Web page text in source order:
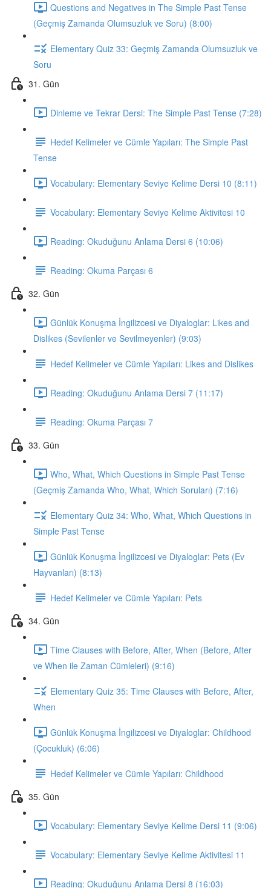
Questions and Negatives in The Simple Past Tense
(Geçmiş Zamanda Olumsuzluk ve Soru) (8:00)
Elementary Quiz 33: Geçmiş Zamanda Olumsuzluk ve
Soru
31. Gün
Dinleme ve Tekrar Dersi: The Simple Past Tense (7:28)
Hedef Kelimeler ve Cümle Yapıları: The Simple Past
Tense
Vocabulary: Elementary Seviye Kelime Dersi 10 (8:11)
Vocabulary: Elementary Seviye Kelime Aktivitesi 10
Reading: Okuduğunu Anlama Dersi 6 (10:06)
Reading: Okuma Parçası 6
32. Gün
Günlük Konuşma İngilizcesi ve Diyaloglar: Likes and
Dislikes (Sevilenler ve Sevilmeyenler) (9:03)
Hedef Kelimeler ve Cümle Yapıları: Likes and Dislikes
Reading: Okuduğunu Anlama Dersi 7 (11:17)
Reading: Okuma Parçası 7
33. Gün
Who, What, Which Questions in Simple Past Tense
(Geçmiş Zamanda Who, What, Which Soruları) (7:16)
Elementary Quiz 34: Who, What, Which Questions in
Simple Past Tense
Günlük Konuşma İngilizcesi ve Diyaloglar: Pets (Ev
Hayvanları) (8:13)
Hedef Kelimeler ve Cümle Yapıları: Pets
34. Gün
Time Clauses with Before, After, When (Before, After
ve When ile Zaman Cümleleri) (9:16)
Elementary Quiz 35: Time Clauses with Before, After,
When
Günlük Konuşma İngilizcesi ve Diyaloglar: Childhood
(Çocukluk) (6:06)
Hedef Kelimeler ve Cümle Yapıları: Childhood
35. Gün
Vocabulary: Elementary Seviye Kelime Dersi 11 (9:06)
Vocabulary: Elementary Seviye Kelime Aktivitesi 11
Reading: Okuduğunu Anlama Dersi 8 (16:03)